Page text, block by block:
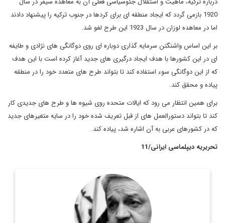
1920 بازمی گردد که ایجاد منطقه ای برای کردها در جنوب ترکیه را پیشنهاد دادند
اما در معاهده لوزان در سال 1923 این طرح لغو شد.
بر این اساس واشنگتن سرمایه گذاری دوباره ای روی دوگانگی های نژادی و طایفه
ای در این کشورها با هدف ایجاد درگیری های جدید آغاز کرده است با این هدف
که از این دوگانگی سوء استفاده کند تا بتواند طرح های متعدد خود را در منطقه
پیاده و محقق کند.
برای همین انتظار می رود که ایالات متحده روی شیوه ها و طرح های جدیدی کار
کند تا بتواند دستورالعمل های از قبل تعریف شده خود را در سایه متغیرهای جدید
که در کشورهای عربی به آن اشاره شد، پیاده کند.
تحریریه دیپلماسی ایرانی/11
بيان جبر الزبيدي، وزير كشور در دولت اياد علاوي و وزير دارايي در
نماينده پارلمان عراق و ...